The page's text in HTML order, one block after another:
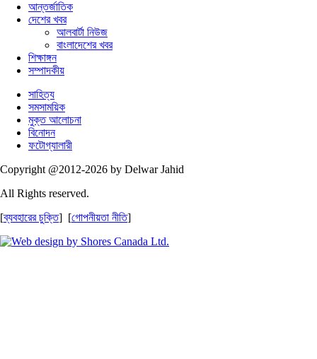
আন্তর্জাতিক
দেশের খবর
আলবার্টা নিউজ
বাংলাদেশের খবর
শিক্ষাঙ্গন
সম্পাদকীয়
সাহিত্য
সমসাময়িক
মুক্ত আলোচনা
বিনোদন
ফটোগ্যালারী
Copyright @2012-2026 by Delwar Jahid
All Rights reserved.
[ব্যবহারের চুক্তি] [গোপনীয়তা নীতি]